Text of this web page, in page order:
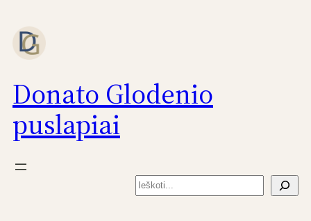
prie
turinio
Donato Glodenio
puslapiai
Paieška